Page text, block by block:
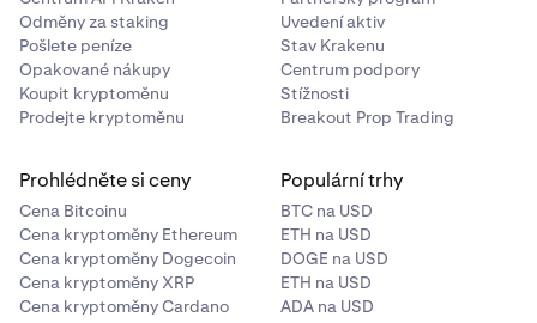
Odměny za staking
Pošlete peníze
Opakované nákupy
Koupit kryptoměnu
Prodejte kryptoměnu
Uvedení aktiv
Stav Krakenu
Centrum podpory
Stížnosti
Breakout Prop Trading
Prohlédněte si ceny
Cena Bitcoinu
Cena kryptoměny Ethereum
Cena kryptoměny Dogecoin
Cena kryptoměny XRP
Cena kryptoměny Cardano
Populární trhy
BTC na USD
ETH na USD
DOGE na USD
ETH na USD
ADA na USD